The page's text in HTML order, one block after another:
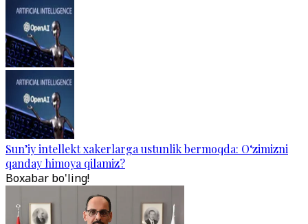
Sun’iy intellekt xakerlarga ustunlik bermoqda: O‘zimizni
qanday himoya qilamiz?
Boxabar bo'ling!